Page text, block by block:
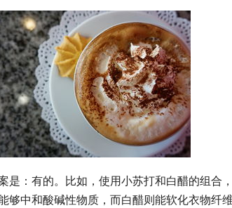
是：有的。比如，使用小苏打和白醋的组合
够中和酸碱性物质，而白醋则能软化衣物纤